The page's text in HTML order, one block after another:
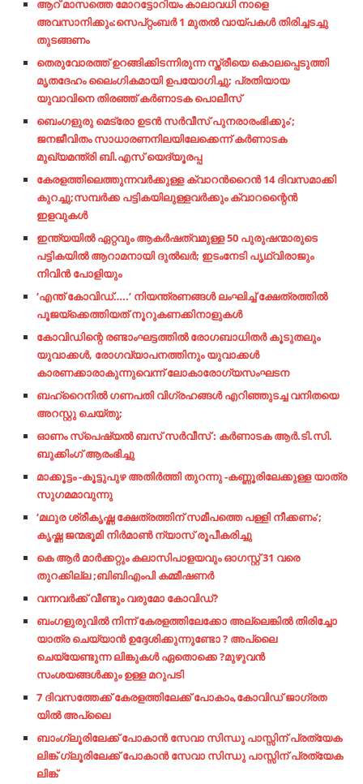
ആറ് മാസത്തെ മോറട്ടോറിയം കാലാവധി നാളെ
അവസാനിക്കും:സെപ്റ്റംബര്‍ 1 മുതല്‍ വായ്പകള്‍ തിരിച്ചടച്ചു
തുടങ്ങണം
തെരുവോരത്ത് ഉറങ്ങിക്കിടന്നിരുന്ന സ്ത്രീയെ കൊലപ്പെടുത്തി
മൃതദേഹം ലൈംഗികമായി ഉപയോഗിച്ചു; പ്രതിയായ
യുവാവിനെ തിരഞ്ഞ് കര്‍ണാടക പൊലീസ്
ബെംഗളുരു മെട്രോ ഉടന്‍ സര്‍വീസ് പുനരാരംഭിക്കും’;
ജനജീവിതം സാധാരണനിലയിലേക്കെന്ന് കര്‍ണാടക
മുഖ്യമന്ത്രി ബി.എസ് യെദ്യൂരപ്പ
കേരളത്തിലെത്തുന്നവർക്കുള്ള ക്വാറന്‍റൈന്‍ 14 ദിവസമാക്കി
കുറച്ചു;സമ്പര്‍ക്ക പട്ടികയിലുള്ളവർക്കും ക്വാറന്റൈൻ
ഇളവുകൾ
ഇന്ത്യയില്‍ ഏറ്റവും ആകര്‍ഷത്വമുള്ള 50 പുരുഷന്മാരുടെ
പട്ടികയില്‍ ആറാമനായി ദുല്‍ഖര്‍; ഇടംനേടി പൃഥ്വിരാജും
നിവിന്‍ പോളിയും
‘എന്ത് കോവിഡ്…..’ നിയന്ത്രണങ്ങള്‍ ലംഘിച്ച് ക്ഷേത്രത്തില്‍
പൂജയ്‌ക്കെത്തിയത് നൂറുകണക്കിനാളുകള്‍
കോവിഡിന്റെ രണ്ടാംഘട്ടത്തില്‍ രോഗബാധിതര്‍ കൂടുതലും
യുവാക്കള്‍, രോഗവ്യാപനത്തിനും യുവാക്കള്‍
കാരണക്കാരാകുന്നുവെന്ന് ലോകാരോഗ്യസംഘടന
ബഹ്‌റൈനില്‍ ഗണപതി വിഗ്രഹങ്ങള്‍ എറിഞ്ഞുടച്ച വനിതയെ
അറസ്റ്റു ചെയ്തു;
ഓണം സ്പെഷ്യൽ ബസ് സർവീസ് : കർണാടക ആർ.ടി.സി.
ബുക്കിംഗ് ആരംഭിച്ചു
മാക്കൂട്ടം -കൂട്ടുപുഴ അതിർത്തി തുറന്നു -കണ്ണൂരിലേക്കുള്ള യാത്ര
സുഗമമാവുന്നു
‘മഥുര ശ്രീകൃഷ്ണ ക്ഷേത്രത്തിന് സമീപത്തെ പള്ളി നീക്കണം’;
കൃഷ്ണ ജന്മഭൂമി നിർമാൺ ന്യാസ് രൂപീകരിച്ചു
കെ ആർ മാർക്കറ്റും കലാസിപാളയവും ഓഗസ്റ്റ് 31 വരെ
തുറക്കില്ല ;ബിബിഎംപി കമ്മീഷണർ
വന്നവര്‍ക്ക്​ വീണ്ടും വരുമോ കോവിഡ്​?
ബംഗളുരുവിൽ നിന്ന് കേരളത്തിലേക്കോ അല്ലെങ്കിൽ തിരിച്ചോ
യാത്ര ചെയ്യാൻ ഉദ്ദേശിക്കുന്നുണ്ടോ ? അപ്ലൈ
ചെയ്യേണ്ടുന്ന ലിങ്കുകൾ ഏതൊക്കെ ?മുഴുവൻ
സംശയങ്ങൾക്കും ഉള്ള മറുപടി
7 ദിവസത്തേക്ക് കേരളത്തിലേക്ക് പോകാം,കോവിഡ് ജാഗ്രത
യിൽ അപ്ലൈ
ബാംഗ്ലൂരിലേക്ക് പോകാൻ സേവാ സിന്ധു പാസ്സിന് പ്രത്യേക
ലിങ്ക്ഗ്ലൂരിലേക്ക് പോകാൻ സേവാ സിന്ധു പാസ്സിന് പ്രത്യേക
ലിങ്ക്